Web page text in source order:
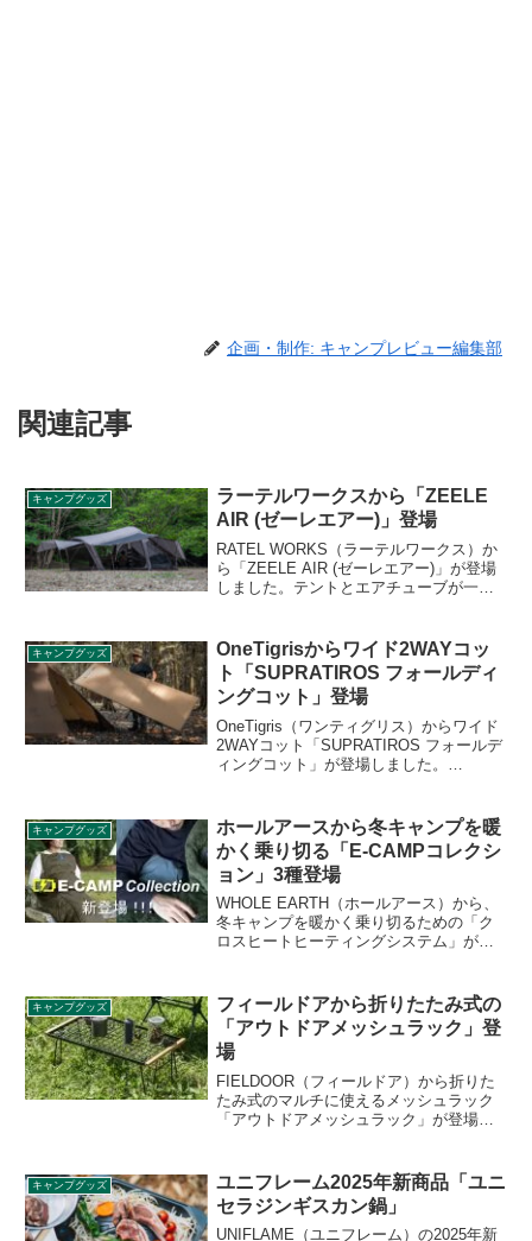
企画・制作: キャンプレビュー編集部
関連記事
キャンプグッズ
ラーテルワークスから「ZEELE
AIR (ゼーレエアー)」登場
RATEL WORKS（ラーテルワークス）か
ら「ZEELE AIR (ゼーレエアー)」が登場
しました。テントとエアチューブが一体
成します。空気を送り込んでいる間に、
チェアやテーブル、小物の準備も進めら
れます。詳細をレビューします。
キャンプグッズ
OneTigrisからワイド2WAYコッ
ト「SUPRATIROS フォールディ
ングコット」登場
OneTigris（ワンティグリス）からワイド
2WAYコット「SUPRATIROS フォールデ
ィングコット」が登場しました。
イ/ローの切り替えが可能な2WAY仕様
で、シーンに合わせて使い分けることが
できます。詳細をレビューします。
キャンプグッズ
ホールアースから冬キャンプを暖
かく乗り切る「E-CAMPコレクシ
ョン」3種登場
WHOLE EARTH（ホールアース）から、
冬キャンプを暖かく乗り切るための「ク
ロスヒートヒーティングシステム」が採
可能な暖房グッズです。詳細をレビュー
します。
キャンプグッズ
フィールドアから折りたたみ式の
「アウトドアメッシュラック」登
場
FIELDOOR（フィールドア）から折りた
たみ式のマルチに使えるメッシュラック
「アウトドアメッシュラック」が登場し
でなく、調理台やテーブルとしても使え
ます。詳細をレビューします。
キャンプグッズ
ユニフレーム2025年新商品「ユニ
セラジンギスカン鍋」
UNIFLAME（ユニフレーム）の2025年新